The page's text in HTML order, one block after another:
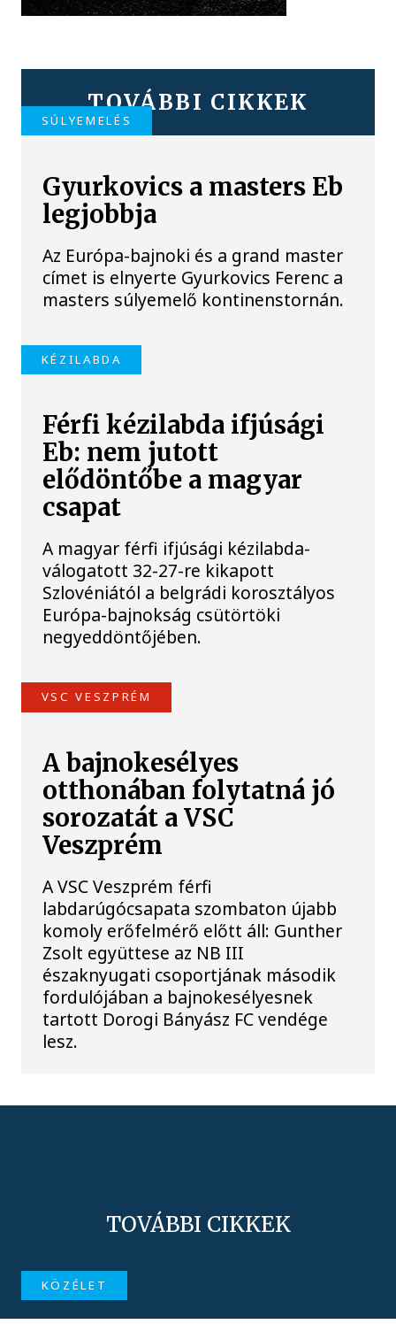
TOVÁBBI CIKKEK
SÚLYEMELÉS
Gyurkovics a masters Eb
legjobbja
Az Európa-bajnoki és a grand master
címet is elnyerte Gyurkovics Ferenc a
masters súlyemelő kontinenstornán.
KÉZILABDA
Férfi kézilabda ifjúsági
Eb: nem jutott
elődöntőbe a magyar
csapat
A magyar férfi ifjúsági kézilabda-
válogatott 32-27-re kikapott
Szlovéniától a belgrádi korosztályos
Európa-bajnokság csütörtöki
negyeddöntőjében.
VSC VESZPRÉM
A bajnokesélyes
otthonában folytatná jó
sorozatát a VSC
Veszprém
A VSC Veszprém férfi
labdarúgócsapata szombaton újabb
komoly erőfelmérő előtt áll: Gunther
Zsolt együttese az NB III
északnyugati csoportjának második
fordulójában a bajnokesélyesnek
tartott Dorogi Bányász FC vendége
lesz.
TOVÁBBI CIKKEK
KÖZÉLET